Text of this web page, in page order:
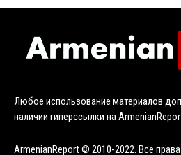
Любое использование материалов
наличии гиперссылки на
ArmenianReport © 2010-2022. Все